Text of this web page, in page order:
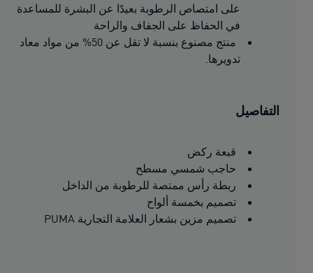
على امتصاص الرطوبة بعيدًا عن البشرة للمساعدة
في الحفاظ على الجفاف والراحة
منتج مصنوع بنسبة لا تقل عن 50% من مواد معاد
تدويرها.
التفاصيل
قبعة ركض
حاجب شمسي مسطح
ربطة رأس ممتصة للرطوبة من الداخل
تصميم بخمسة ألواح
تصميم مزين بشعار العلامة التجارية PUMA